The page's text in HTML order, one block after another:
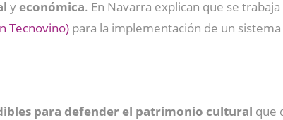
yeconómica. En Navarra explican que se
Tecnovino) para la implementación de un
para defender el patrimonio cultural que